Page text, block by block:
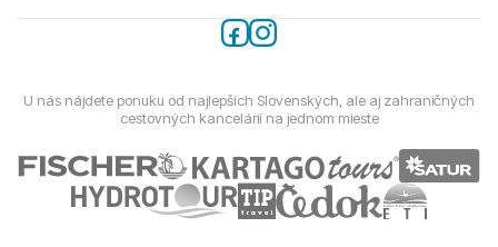
U nás nájdete ponuku od najlepších Slovenských, ale aj zahraničných
cestovných kancelárií na jednom mieste